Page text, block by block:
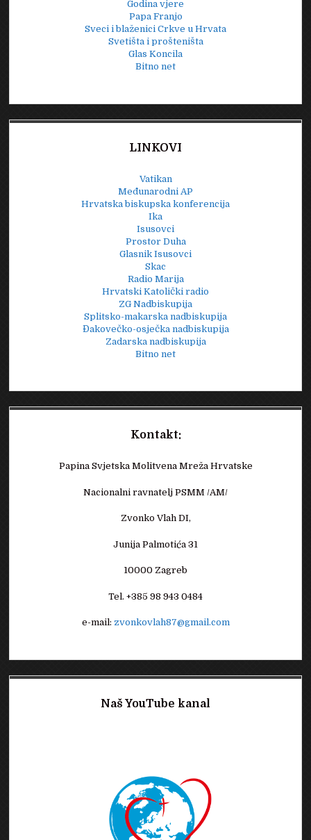
Godina vjere
Papa Franjo
Sveci i blaženici Crkve u Hrvata
Svetišta i prošteništa
Glas Koncila
Bitno net
LINKOVI
Vatikan
Međunarodni AP
Hrvatska biskupska konferencija
Ika
Isusovci
Prostor Duha
Glasnik Isusovci
Skac
Radio Marija
Hrvatski Katolički radio
ZG Nadbiskupija
Splitsko-makarska nadbiskupija
Đakovečko-osječka nadbiskupija
Zadarska nadbiskupija
Bitno net
Kontakt:
Papina Svjetska Molitvena Mreža Hrvatske
Nacionalni ravnatelj PSMM /AM/
Zvonko Vlah DI,
Junija Palmotića 31
10000 Zagreb
Tel. +385 98 943 0484
e-mail: zvonkovlah87@gmail.com
Naš YouTube kanal